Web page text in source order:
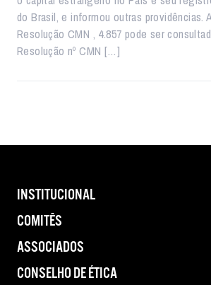
do Brasil, e informou outras providências.
Resolução CMN , 4.857 pode ser
Resolução nº CMN […]
INSTITUCIONAL
COMITÊS
ASSOCIADOS
CONSELHO DE ÉTICA